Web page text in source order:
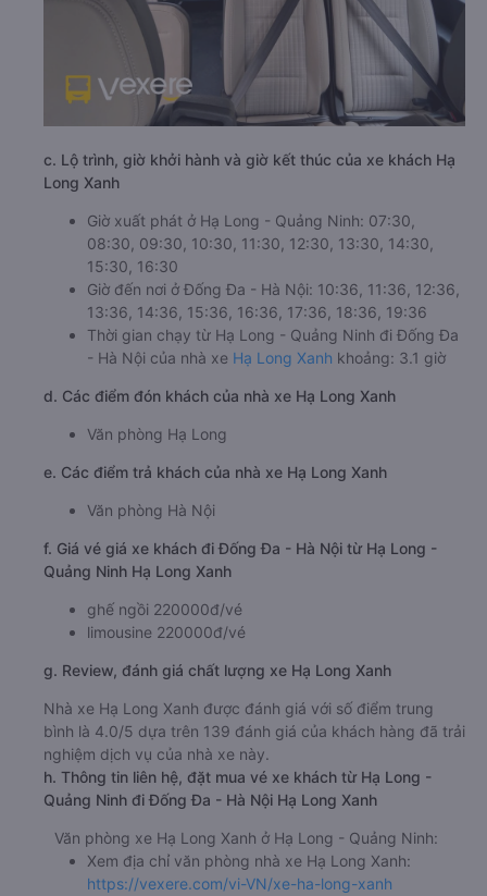
c. Lộ trình, giờ khởi hành và giờ kết thúc của xe khách Hạ
Long Xanh
Giờ xuất phát ở Hạ Long - Quảng Ninh: 07:30,
08:30, 09:30, 10:30, 11:30, 12:30, 13:30, 14:30,
15:30, 16:30
Giờ đến nơi ở Đống Đa - Hà Nội: 10:36, 11:36, 12:36,
13:36, 14:36, 15:36, 16:36, 17:36, 18:36, 19:36
Thời gian chạy từ Hạ Long - Quảng Ninh đi Đống Đa
- Hà Nội của nhà xe Hạ Long Xanh khoảng: 3.1 giờ
d. Các điểm đón khách của nhà xe Hạ Long Xanh
Văn phòng Hạ Long
e. Các điểm trả khách của nhà xe Hạ Long Xanh
Văn phòng Hà Nội
f. Giá vé giá xe khách đi Đống Đa - Hà Nội từ Hạ Long -
Quảng Ninh Hạ Long Xanh
ghế ngồi 220000đ/vé
limousine 220000đ/vé
g. Review, đánh giá chất lượng xe Hạ Long Xanh
Nhà xe Hạ Long Xanh được đánh giá với số điểm trung
bình là 4.0/5 dựa trên 139 đánh giá của khách hàng đã trải
nghiệm dịch vụ của nhà xe này.
h. Thông tin liên hệ, đặt mua vé xe khách từ Hạ Long -
Quảng Ninh đi Đống Đa - Hà Nội Hạ Long Xanh
Văn phòng xe Hạ Long Xanh ở Hạ Long - Quảng Ninh:
Xem địa chỉ văn phòng nhà xe Hạ Long Xanh:
https://vexere.com/vi-VN/xe-ha-long-xanh